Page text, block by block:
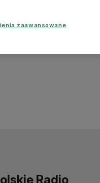
Radio
zaawansowane